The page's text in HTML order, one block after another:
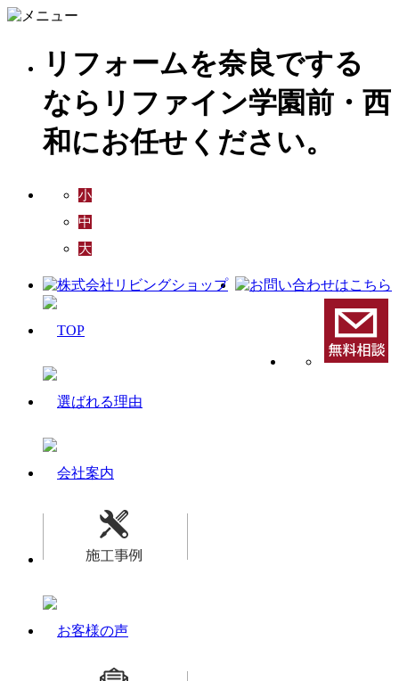
リフォームを奈良でする
ならリファイン学園前・西
和にお任せください。
小
中
大